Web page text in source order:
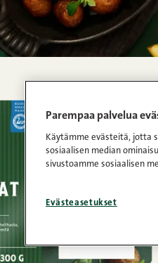
Parempaa palvelua
Käytämme evästeitä, jotta
sosiaalisen median
sivustoamme sosiaalisen
Evästeasetukset